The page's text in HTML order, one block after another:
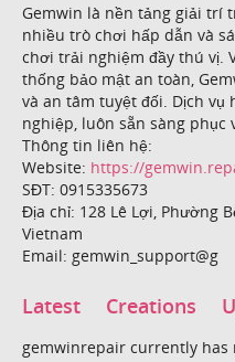
Gemwin là nền tảng giải trí
nhiều trò chơi hấp dẫn và
chơi trải nghiệm đầy thú vị.
thống bảo mật an toàn,
và an tâm tuyệt đối. Dịch vụ
nghiệp, luôn sẵn sàng phục
Thông tin liên hệ:
Website: https://
SĐT: 0915335673
Địa chỉ: 128 Lê Lợi, Phường
Vietnam
Email: gemwin_support@g
Latest Creations
gemwinrepair currently has